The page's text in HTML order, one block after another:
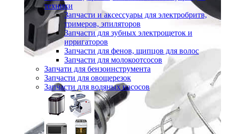
техники
Запчасти и аксессуары для электробритв,
тримеров, эпиляторов
Запчасти для зубных электрощеток и
ирригаторов
Запчасти для фенов, щипцов для волос
Запчасти для молокоотсосов
Запчати для бензоинструмента
Запчасти для овощерезок
Запчасти для водяных насосов